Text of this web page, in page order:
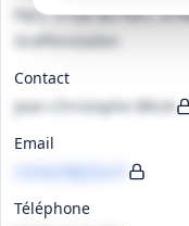
Parc, 5 rue du Parc,
Graffenstaden
Contact
Jean-Christophe BRUA
Email
contact@jcba.fr
Téléphone